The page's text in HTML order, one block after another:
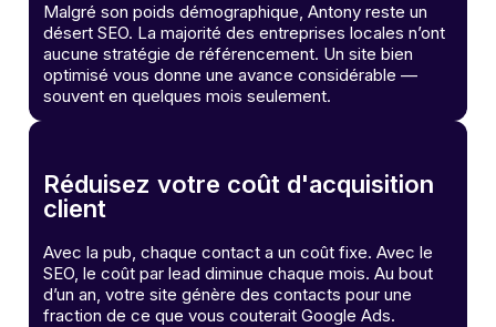
Malgré son poids démographique, Antony reste un
désert SEO. La majorité des entreprises locales n’ont
aucune stratégie de référencement. Un site bien
optimisé vous donne une avance considérable —
souvent en quelques mois seulement.
Réduisez votre coût d'acquisition
client
Avec la pub, chaque contact a un coût fixe. Avec le
SEO, le coût par lead diminue chaque mois. Au bout
d’un an, votre site génère des contacts pour une
fraction de ce que vous couterait Google Ads.